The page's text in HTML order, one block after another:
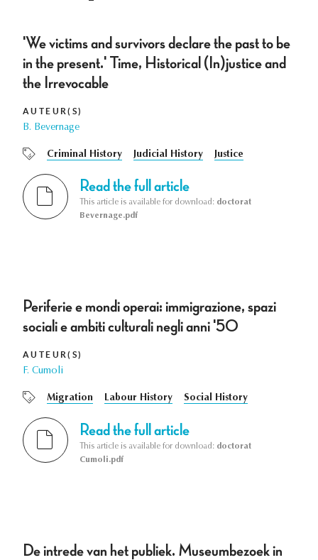
'We victims and survivors declare the past to be
in the present.' Time, Historical (In)justice and
the Irrevocable
AUTEUR(S)
B. Bevernage
Criminal History Judicial History Justice
Read the full article
This article is available for download: doctorat
Bevernage.pdf
Periferie e mondi operai: immigrazione, spazi
sociali e ambiti culturali negli anni '50
AUTEUR(S)
F. Cumoli
Migration Labour History Social History
Read the full article
This article is available for download: doctorat
Cumoli.pdf
De intrede van het publiek. Museumbezoek in